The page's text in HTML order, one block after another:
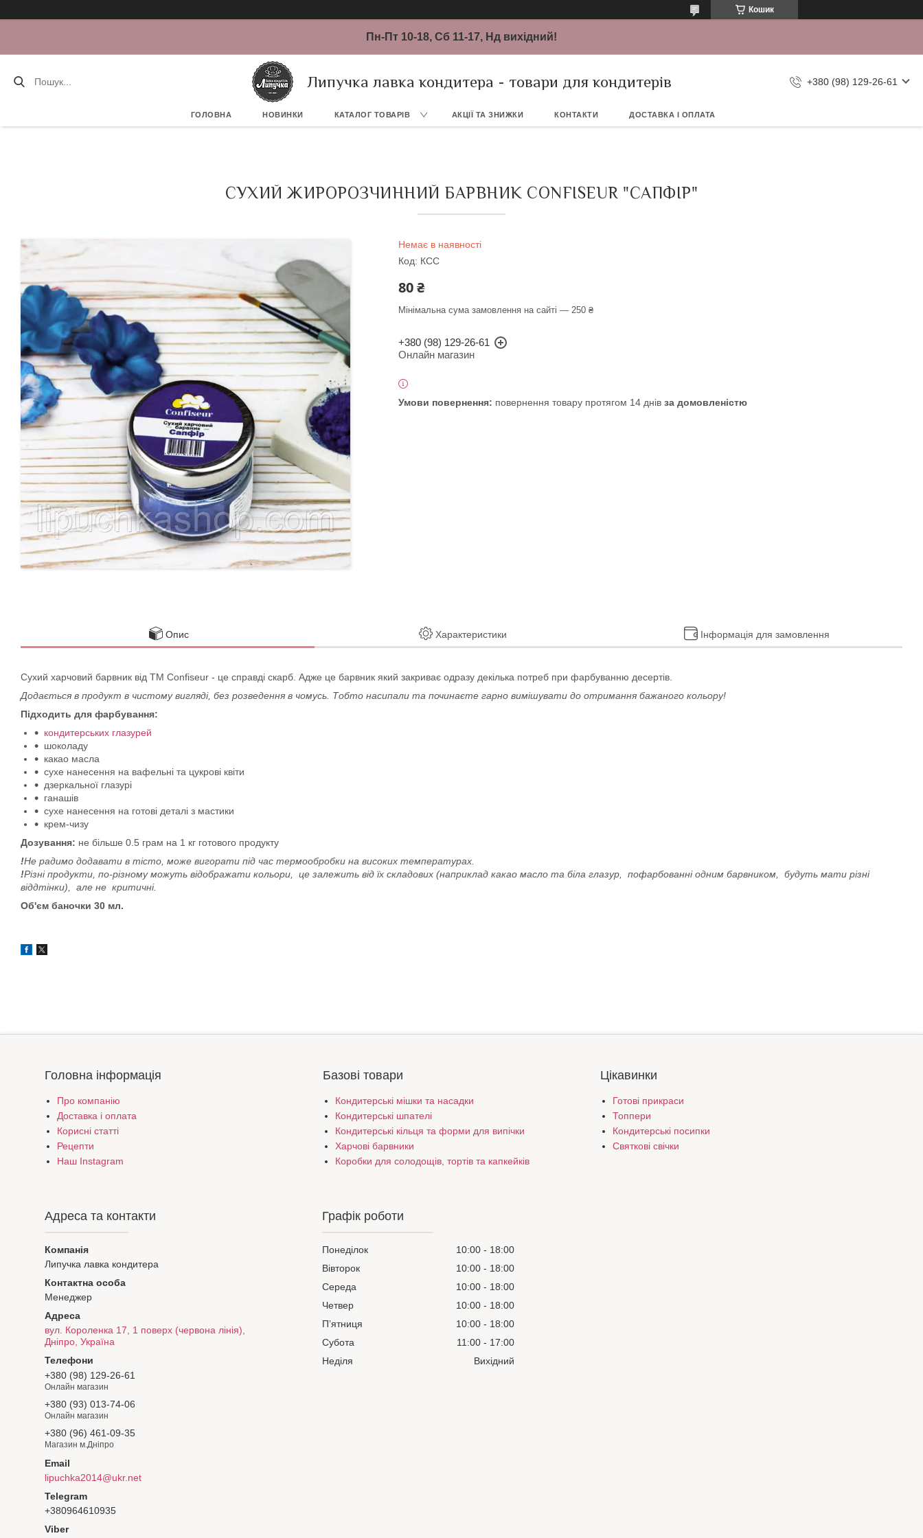
Кошик
Пн-Пт 10-18, Сб 11-17, Нд вихідний!
Липучка лавка кондитера - товари для кондитерів +380 (98) 129-26-61
ГОЛОВНА НОВИНКИ КАТАЛОГ ТОВАРІВ АКЦІЇ ТА ЗНИЖКИ КОНТАКТИ ДОСТАВКА І ОПЛАТА
СУХИЙ ЖИРОРОЗЧИННИЙ БАРВНИК CONFISEUR "САПФІР"
Немає в наявності
Код: КСС
80 ₴
Мінімальна сума замовлення на сайті — 250 ₴
+380 (98) 129-26-61
Онлайн магазин
повернення товару протягом 14 днів за домовленістю
Опис Характеристики Інформація для замовлення
Сухий харчовий барвник від ТМ Confiseur - це справді скарб. Адже це барвник який закриває одразу декілька потреб при фарбуванню десертів.
Додається в продукт в чистому вигляді, без розведення в чомусь. Тобто насипали та починаєте гарно вимішувати до отримання бажаного кольору!
Підходить для фарбування:
кондитерських глазурей
шоколаду
какао масла
сухе нанесення на вафельні та цукрові квіти
дзеркальної глазурі
ганашів
сухе нанесення на готові деталі з мастики
крем-чизу
Дозування: не більше 0.5 грам на 1 кг готового продукту
!Не радимо додавати в тісто, може вигорати під час термообробки на високих температурах.
!Різні продукти, по-різному можуть відображати кольори, це залежить від їх складових (наприклад какао масло та біла глазур, пофарбованні одним барвником, будуть мати різні
віддтінки), але не критичні.
Об'єм баночки 30 мл.
Головна інформація
Про компанію
Доставка і оплата
Корисні статті
Рецепти
Наш Instagram
Базові товари
Кондитерські мішки та насадки
Кондитерські шпателі
Кондитерські кільця та форми для випічки
Харчові барвники
Коробки для солодощів, тортів та капкейків
Цікавинки
Готові прикраси
Топпери
Кондитерські посипки
Святкові свічки
Адреса та контакти
Липучка лавка кондитера
Менеджер
вул. Короленка 17, 1 поверх (червона лінія),
Дніпро, Україна
+380 (98) 129-26-61
Онлайн магазин
+380 (93) 013-74-06
Онлайн магазин
+380 (96) 461-09-35
Магазин м.Дніпро
lipuchka2014@ukr.net
+380964610935
Графік роботи
Понеділок 10:00
18:00
Вівторок
10:00
18:00
Середа
10:00
18:00
Четвер
10:00
18:00
Пʼятниця
10:00
18:00
Субота
11:00
17:00
Неділя
Вихідний